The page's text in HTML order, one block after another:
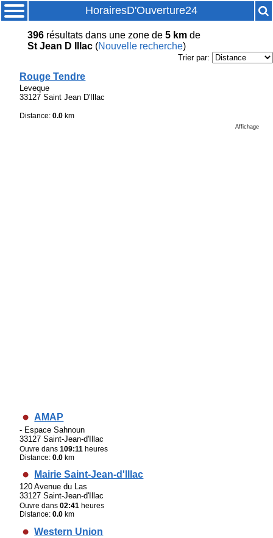
HorairesD'Ouverture24
396résultatsdans une zone de 5 kmde
St Jean D Illac(Nouvelle recherche)
Trier par:
Rouge Tendre
Leveque
33127 Saint Jean D'Illac
Distance:0.0 km
Affichage
AMAP
- Espace Sahnoun
33127 Saint-Jean-d'Illac
Ouvre dans109:11 heures
Distance:0.0 km
Mairie Saint-Jean-d'Illac
120 Avenue du Las
33127 Saint-Jean-d'Illac
Ouvre dans02:41 heures
Distance:0.0 km
Western Union